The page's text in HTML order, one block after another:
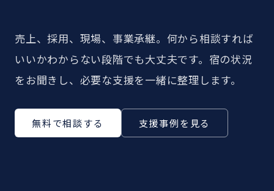
売上、採用、現場、事業承継。何から相談すれば
いいかわからない段階でも大丈夫です。宿の状況
をお聞きし、必要な支援を一緒に整理します。
無料で相談する 支援事例を見る